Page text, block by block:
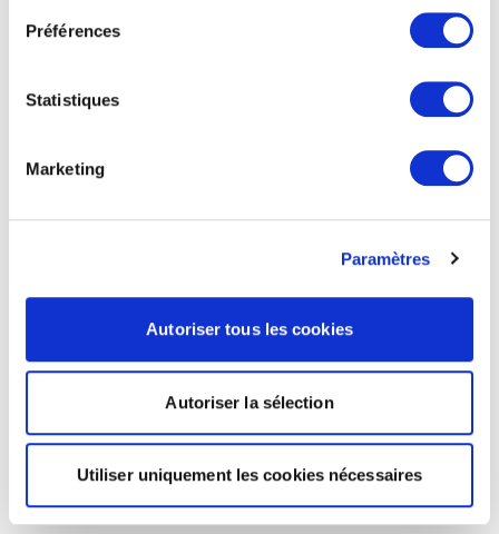
Préférences
Statistiques
Marketing
Paramètres
Autoriser tous les cookies
Autoriser la sélection
Utiliser uniquement les cookies nécessaires